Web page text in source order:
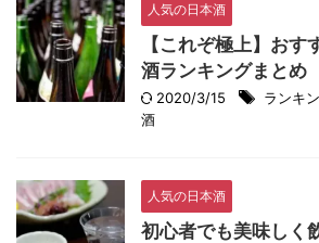
人気の日本酒
【これぞ極上】おす
酒ランキングまとめ
2020/3/15 ランキ
酒
人気の日本酒
初心者でも美味しく